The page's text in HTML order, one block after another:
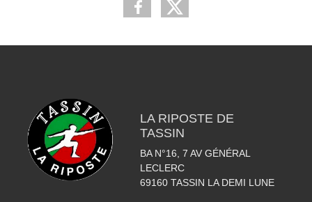
LA RIPOSTE DE
TASSIN
BA N°16, 7 AV GÉNÉRAL
LECLERC
69160 TASSIN LA DEMI LUNE